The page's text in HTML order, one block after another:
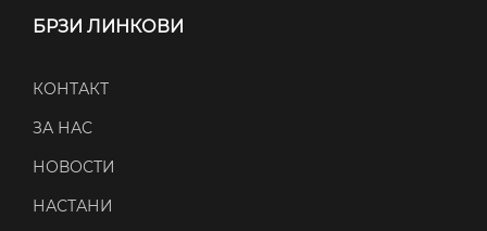
БРЗИ ЛИНКОВИ
КОНТАКТ
ЗА НАС
НОВОСТИ
НАСТАНИ